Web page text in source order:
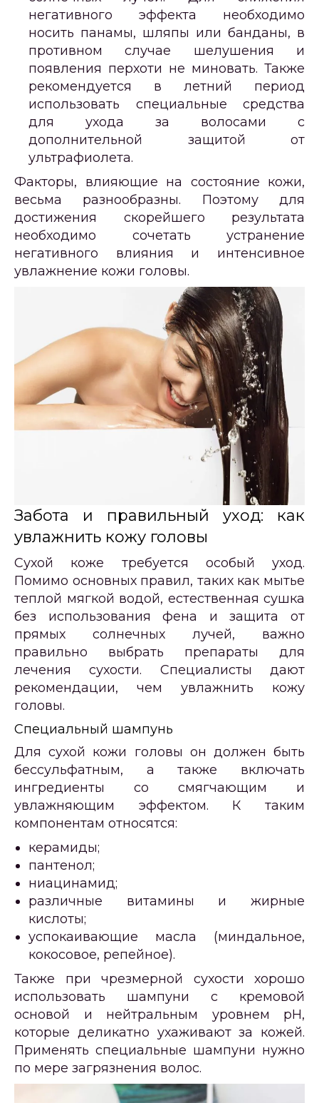
негативного эффекта необходимо
носить панамы, шляпы или банданы, в
противном случае шелушения и
появления перхоти не миновать. Также
рекомендуется в летний период
использовать специальные средства
для ухода за волосами с
дополнительной защитой от
ультрафиолета.
Факторы, влияющие на состояние кожи,
весьма разнообразны. Поэтому для
достижения скорейшего результата
необходимо сочетать устранение
негативного влияния и интенсивное
увлажнение кожи головы.
Забота и правильный уход: как
увлажнить кожу головы
Сухой коже требуется особый уход.
Помимо основных правил, таких как мытье
теплой мягкой водой, естественная сушка
без использования фена и защита от
прямых солнечных лучей, важно
правильно выбрать препараты для
лечения сухости. Специалисты дают
рекомендации, чем увлажнить кожу
головы.
Специальный шампунь
Для сухой кожи головы он должен быть
бессульфатным, а также включать
ингредиенты со смягчающим и
увлажняющим эффектом. К таким
компонентам относятся:
керамиды;
пантенол;
ниацинамид;
различные витамины и жирные
кислоты;
успокаивающие масла (миндальное,
кокосовое, репейное).
Также при чрезмерной сухости хорошо
использовать шампуни с кремовой
основой и нейтральным уровнем pH,
которые деликатно ухаживают за кожей.
Применять специальные шампуни нужно
по мере загрязнения волос.